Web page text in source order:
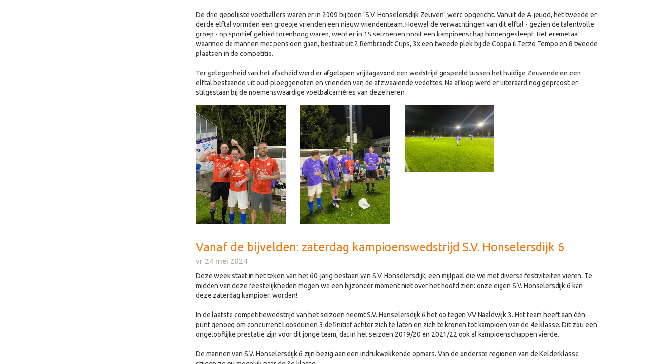
De drie gepolijste voetballers waren er in 2009 bij toen "S.V. Honselersdijk Zeuven" werd opgericht. Vanuit de A-jeugd, het tweede en
derde elftal vormden een groepje vrienden een nieuw vriendenteam. Hoewel de verwachtingen van dit elftal - gezien de talentvolle
groep - op sportief gebied torenhoog waren, werd er in 15 seizoenen nooit een kampioenschap binnengesleept. Het eremetaal
waarmee de mannen met pensioen gaan, bestaat uit 2 Rembrandt Cups, 3x een tweede plek bij de Coppa il Terzo Tempo en 8 tweede
plaatsen in de competitie.
Ter gelegenheid van het afscheid werd er afgelopen vrijdagavond een wedstrijd gespeeld tussen het huidige Zeuvende en een
elftal bestaande uit oud-ploeggenoten en vrienden van de afzwaaiende vedettes. Na afloop werd er uiteraard nog geproost en
stilgestaan bij de noemenswaardige voetbalcarrières van deze heren.
Vanaf de bijvelden: zaterdag kampioenswedstrijd S.V. Honselersdijk 6
vr 24 mei 2024
Deze week staat in het teken van het 60-jarig bestaan van S.V. Honselersdijk, een mijlpaal die we met diverse festiviteiten vieren. Te
midden van deze feestelijkheden mogen we een bijzonder moment niet over het hoofd zien: onze eigen S.V. Honselersdijk 6 kan
deze zaterdag kampioen worden!
In de laatste competitiewedstrijd van het seizoen neemt S.V. Honselersdijk 6 het op tegen VV Naaldwijk 3. Het team heeft aan één
punt genoeg om concurrent Loosduinen 3 definitief achter zich te laten en zich te kronen tot kampioen van de 4e klasse. Dit zou een
ongelooflijke prestatie zijn voor dit jonge team, dat in het seizoen 2019/20 en 2021/22 ook al kampioenschappen vierde.
De mannen van S.V. Honselersdijk 6 zijn bezig aan een indrukwekkende opmars. Van de onderste regionen van de Kelderklasse